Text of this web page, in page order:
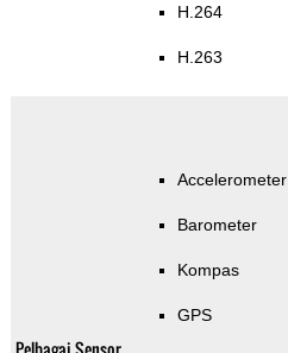
H.264
H.263
Accelerometer
Barometer
Kompas
GPS